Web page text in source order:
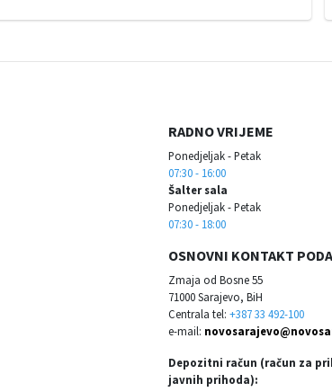
RADNO VRIJEME
Ponedjeljak - Petak
07:30 - 16:00
Šalter sala
Ponedjeljak - Petak
07:30 - 18:00
OSNOVNI KONTAKT
Zmaja od Bosne 55
71000 Sarajevo, BiH
Centrala tel: +387 33 492-100
e-mail:
Depozitni račun (račun za
javnih prihoda):